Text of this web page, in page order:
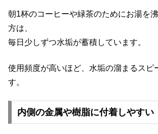
朝1杯のコーヒーや緑茶のためにお湯を
方は、
毎日少しずつ水垢が蓄積しています。
使用頻度が高いほど、水垢の溜まるスピ
す。
内側の金属や樹脂に付着しやすい